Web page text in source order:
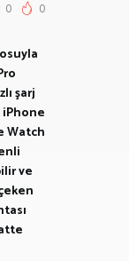
0
0
şarj
Watch
ve